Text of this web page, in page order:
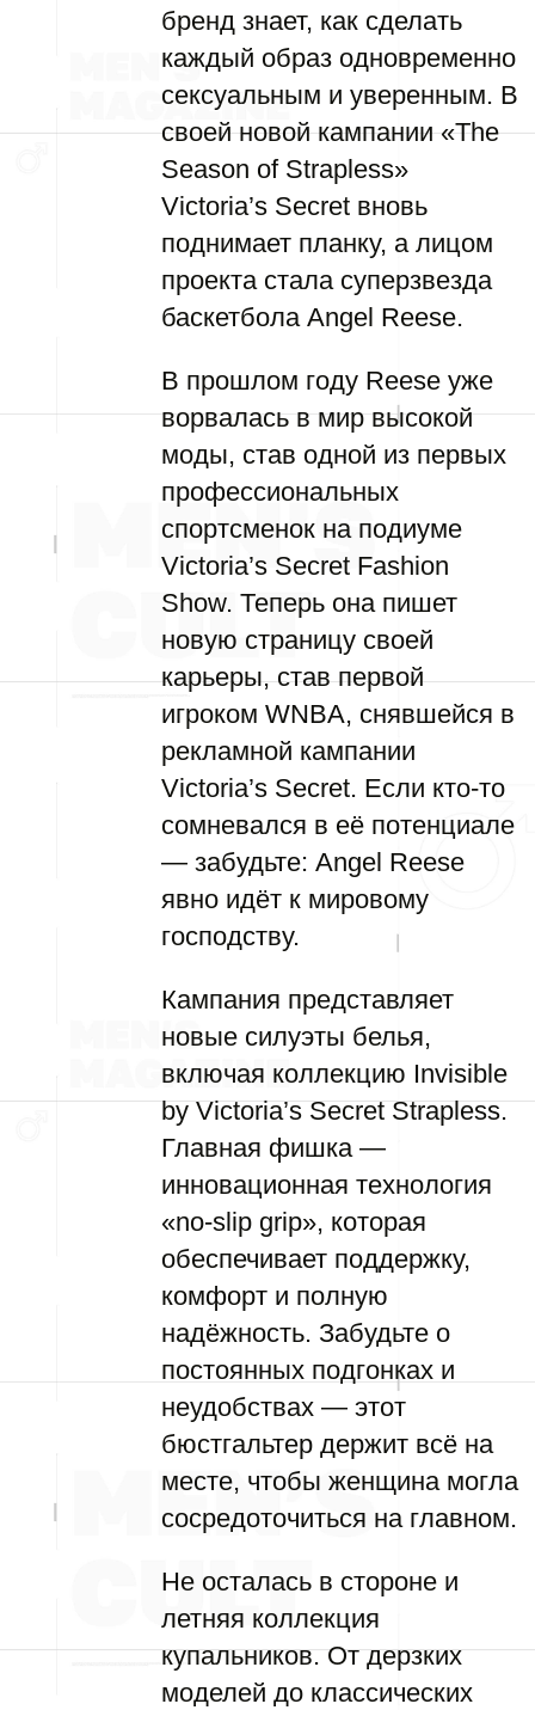
бренд знает, как сделать
каждый образ одновременно
сексуальным и уверенным. В
своей новой кампании «The
Season of Strapless»
Victoria’s Secret вновь
поднимает планку, а лицом
проекта стала суперзвезда
баскетбола Angel Reese.
В прошлом году Reese уже
ворвалась в мир высокой
моды, став одной из первых
профессиональных
спортсменок на подиуме
Victoria’s Secret Fashion
Show. Теперь она пишет
новую страницу своей
карьеры, став первой
игроком WNBA, снявшейся в
рекламной кампании
Victoria’s Secret. Если кто-то
сомневался в её потенциале
— забудьте: Angel Reese
явно идёт к мировому
господству.
Кампания представляет
новые силуэты белья,
включая коллекцию Invisible
by Victoria’s Secret Strapless.
Главная фишка —
инновационная технология
«no-slip grip», которая
обеспечивает поддержку,
комфорт и полную
надёжность. Забудьте о
постоянных подгонках и
неудобствах — этот
бюстгальтер держит всё на
месте, чтобы женщина могла
сосредоточиться на главном.
Не осталась в стороне и
летняя коллекция
купальников. От дерзких
моделей до классических